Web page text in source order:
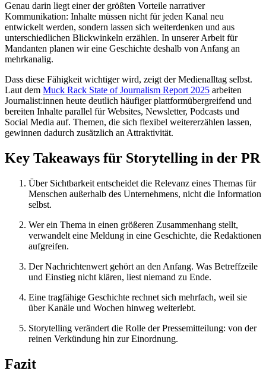
Genau darin liegt einer der größten Vorteile narrativer
Kommunikation: Inhalte müssen nicht für jeden Kanal neu
entwickelt werden, sondern lassen sich weiterdenken und aus
unterschiedlichen Blickwinkeln erzählen. In unserer Arbeit für
Mandanten planen wir eine Geschichte deshalb von Anfang an
mehrkanalig.
Dass diese Fähigkeit wichtiger wird, zeigt der Medienalltag selbst.
Laut dem Muck Rack State of Journalism Report 2025 arbeiten
Journalist:innen heute deutlich häufiger plattformübergreifend und
bereiten Inhalte parallel für Websites, Newsletter, Podcasts und
Social Media auf. Themen, die sich flexibel weitererzählen lassen,
gewinnen dadurch zusätzlich an Attraktivität.
Key Takeaways für Storytelling in der PR
Über Sichtbarkeit entscheidet die Relevanz eines Themas für
Menschen außerhalb des Unternehmens, nicht die Information
selbst.
Wer ein Thema in einen größeren Zusammenhang stellt,
verwandelt eine Meldung in eine Geschichte, die Redaktionen
aufgreifen.
Der Nachrichtenwert gehört an den Anfang. Was Betreffzeile
und Einstieg nicht klären, liest niemand zu Ende.
Eine tragfähige Geschichte rechnet sich mehrfach, weil sie
über Kanäle und Wochen hinweg weiterlebt.
Storytelling verändert die Rolle der Pressemitteilung: von der
reinen Verkündung hin zur Einordnung.
Fazit